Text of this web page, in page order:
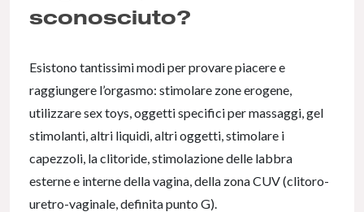
sconosciuto?
Esistono tantissimi modi per provare piacere e
raggiungere l’orgasmo: stimolare zone erogene,
utilizzare sex toys, oggetti specifici per massaggi, gel
stimolanti, altri liquidi, altri oggetti, stimolare i
capezzoli, la clitoride, stimolazione delle labbra
esterne e interne della vagina, della zona CUV (clitoro-
uretro-vaginale, definita punto G).